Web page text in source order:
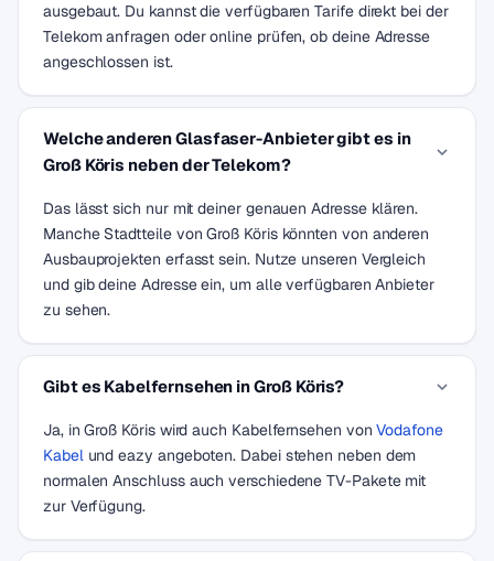
ausgebaut. Du kannst die verfügbaren Tarife direkt bei der
Telekom anfragen oder online prüfen, ob deine Adresse
angeschlossen ist.
Welche anderen Glasfaser-Anbieter gibt es in
Groß Köris neben der Telekom?
Das lässt sich nur mit deiner genauen Adresse klären.
Manche Stadtteile von Groß Köris könnten von anderen
Ausbauprojekten erfasst sein. Nutze unseren Vergleich
und gib deine Adresse ein, um alle verfügbaren Anbieter
zu sehen.
Gibt es Kabelfernsehen in Groß Köris?
Ja, in Groß Köris wird auch Kabelfernsehen vonVodafone
Kabelund eazy angeboten. Dabei stehen neben dem
normalen Anschluss auch verschiedene TV-Pakete mit
zur Verfügung.